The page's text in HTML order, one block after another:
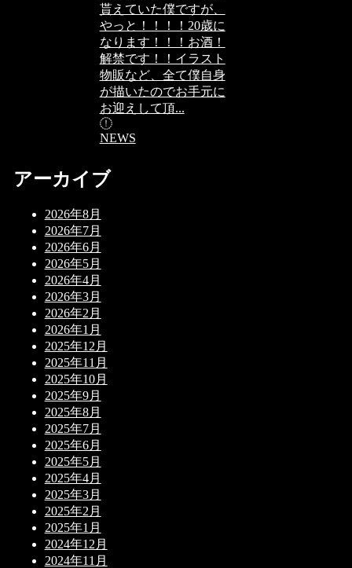
貰えていた僕ですが、
やっと！！！！20歳に
なります！！！お酒！
解禁です！！イラスト
物販など、全て僕自身
が描いたのでお手元に
お迎えして頂...
NEWS
アーカイブ
2026年8月
2026年7月
2026年6月
2026年5月
2026年4月
2026年3月
2026年2月
2026年1月
2025年12月
2025年11月
2025年10月
2025年9月
2025年8月
2025年7月
2025年6月
2025年5月
2025年4月
2025年3月
2025年2月
2025年1月
2024年12月
2024年11月